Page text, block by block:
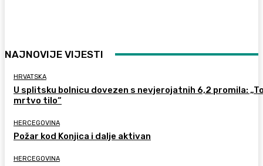
NAJNOVIJE VIJESTI
HRVATSKA
U splitsku bolnicu dovezen s nevjerojatnih 6,2 promila:
mrtvo tilo“
HERCEGOVINA
Požar kod Konjica i dalje aktivan
HERCEGOVINA